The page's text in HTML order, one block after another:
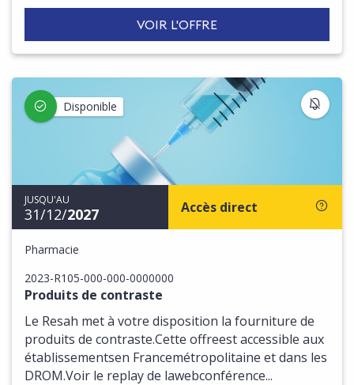
VOIR L'OFFRE
Disponible
JUSQU'AU
31/12/2027 Accès direct
Pharmacie
2023-R105-000-000-0000000
Produits de contraste
Le Resah met à votre disposition la fourniture de
produits de contraste.Cette offreest accessible aux
établissementsen Francemétropolitaine et dans les
DROM.Voir le replay de lawebconférence...